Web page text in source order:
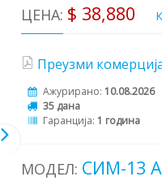
ЦЕНА: $ 38,880
Преузми
Ажурирано: 10.08.2026
35 дана
Гаранција: 1 година
МОДЕЛ: СИМ-13